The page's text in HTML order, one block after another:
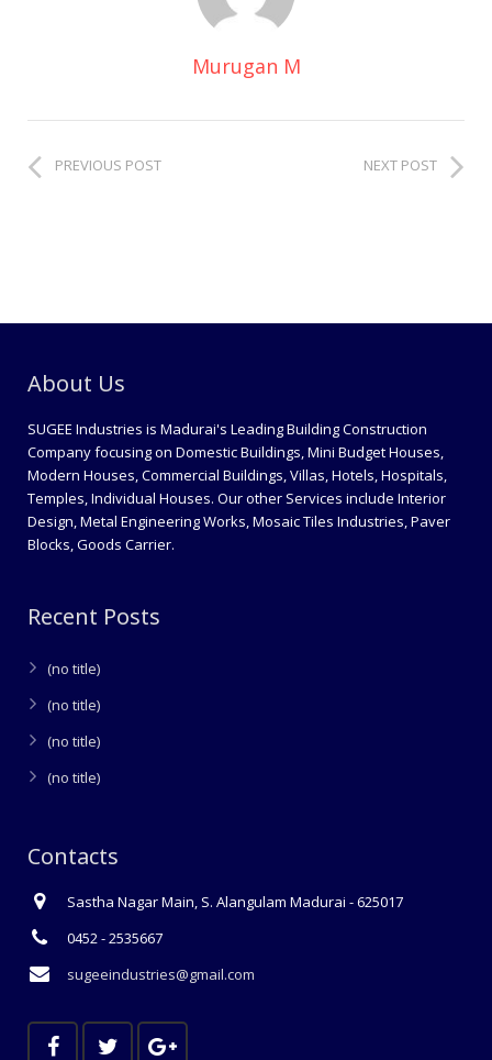
Murugan M
PREVIOUS POST NEXT POST
About Us
SUGEE Industries is Madurai's Leading Building Construction
Company focusing on Domestic Buildings, Mini Budget Houses,
Modern Houses, Commercial Buildings, Villas, Hotels, Hospitals,
Temples, Individual Houses. Our other Services include Interior
Design, Metal Engineering Works, Mosaic Tiles Industries, Paver
Blocks, Goods Carrier.
Recent Posts
(no title)
(no title)
(no title)
(no title)
Contacts
Sastha Nagar Main, S. Alangulam Madurai - 625017
0452 - 2535667
sugeeindustries@gmail.com